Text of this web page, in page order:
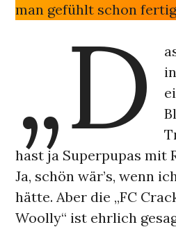
man gefühlt schon
„D
hast ja Superpupas mit
Ja, schön wär’s, wenn
hätte. Aber die „FC
Woolly“ ist ehrlich